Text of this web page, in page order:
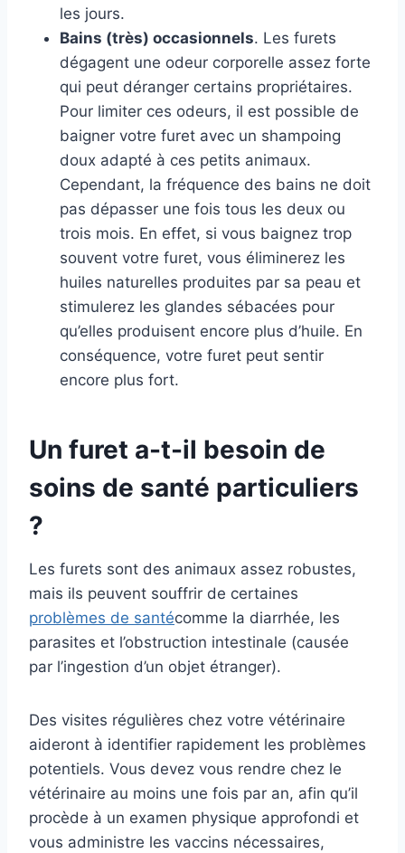
les jours.
Bains (très) occasionnels. Les furets
dégagent une odeur corporelle assez forte
qui peut déranger certains propriétaires.
Pour limiter ces odeurs, il est possible de
baigner votre furet avec un shampoing
doux adapté à ces petits animaux.
Cependant, la fréquence des bains ne doit
pas dépasser une fois tous les deux ou
trois mois. En effet, si vous baignez trop
souvent votre furet, vous éliminerez les
huiles naturelles produites par sa peau et
stimulerez les glandes sébacées pour
qu’elles produisent encore plus d’huile. En
conséquence, votre furet peut sentir
encore plus fort.
Un furet a-t-il besoin de
soins de santé particuliers
?
Les furets sont des animaux assez robustes,
mais ils peuvent souffrir de certaines
problèmes de santécomme la diarrhée, les
parasites et l’obstruction intestinale (causée
par l’ingestion d’un objet étranger).
Des visites régulières chez votre vétérinaire
aideront à identifier rapidement les problèmes
potentiels. Vous devez vous rendre chez le
vétérinaire au moins une fois par an, afin qu’il
procède à un examen physique approfondi et
vous administre les vaccins nécessaires,